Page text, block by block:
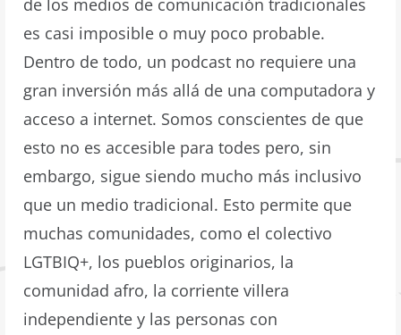
es casi imposible o muy poco probable.
Dentro de todo, un podcast no requiere una
gran inversión más allá de una computadora y
acceso a internet. Somos conscientes de que
esto no es accesible para todes pero, sin
embargo, sigue siendo mucho más inclusivo
que un medio tradicional. Esto permite que
muchas comunidades, como el colectivo
LGTBIQ+, los pueblos originarios, la
comunidad afro, la corriente villera
independiente y las personas con